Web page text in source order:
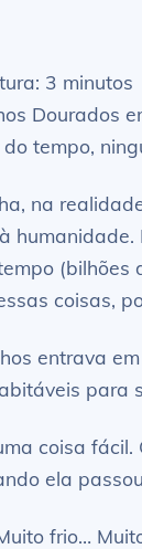
3 minutos
Dourados
tempo,
na
humanidade.
(bilhões
coisas,
entrava
para
coisa
ela
frio…